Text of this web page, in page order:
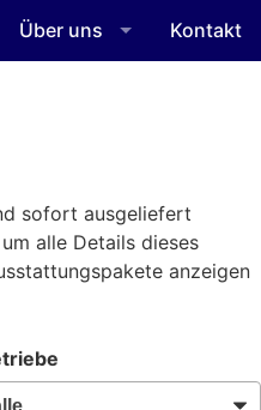
Über uns Kontakt
sofort ausgeliefert
alle Details dieses
anzeigen